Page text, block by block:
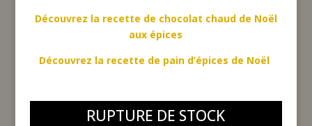
Découvrez la recette de chocolat chaud de Noël
aux épices
Découvrez la recette de pain d’épices de Noël
RUPTURE DE STOCK